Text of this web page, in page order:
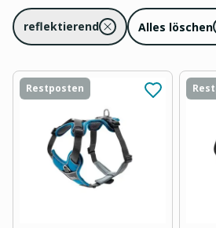
reflektierend Alles löschen
Restposten